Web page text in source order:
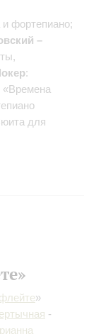
фортепиано;
–
:
«Времена
для
»
-